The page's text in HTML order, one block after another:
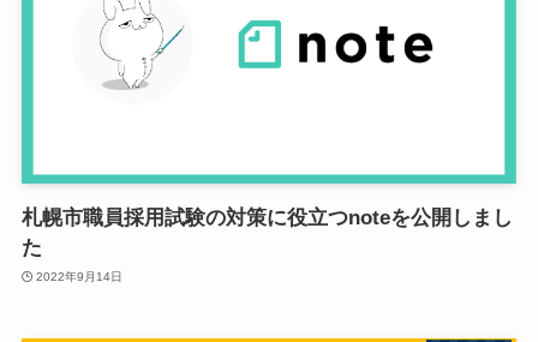
札幌市職員採用試験の対策に役立つnoteを公開しまし
た
2022年9月14日